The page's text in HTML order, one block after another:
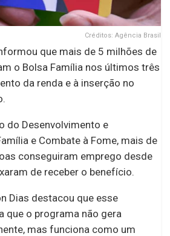
Créditos: Agência Brasil
que mais de 5 milhões de
o Bolsa Família nos últimos três
da renda e à inserção no
do Desenvolvimento e
e Combate à Fome, mais de
conseguiram emprego desde
de receber o benefício.
Dias destacou que esse
que o programa não gera
mas funciona como um